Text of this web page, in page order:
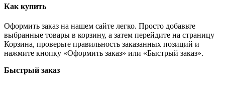
Как купить
Оформить заказ на нашем сайте легко. Просто добавьте
выбранные товары в корзину, а затем перейдите на страницу
Корзина, проверьте правильность заказанных позиций и
нажмите кнопку «Оформить заказ» или «Быстрый заказ».
Быстрый заказ